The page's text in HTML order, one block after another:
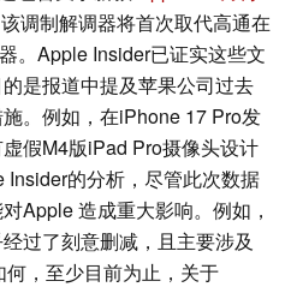
调制解调器将首次取代高通在
。Apple Insider已证实这些文
是报道中提及苹果公司过去
。例如，在iPhone 17 Pro发
假M4版iPad Pro摄像头设计
的分析，尽管此次数据
Apple 造成重大影响。例如，
过了刻意删减，且主要涉及
，至少目前为止，关于